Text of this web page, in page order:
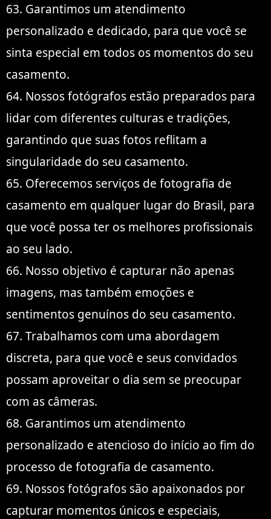
63. Garantimos um atendimento
personalizado e dedicado, para que você se
sinta especial em todos os momentos do seu
casamento.
64. Nossos fotógrafos estão preparados para
lidar com diferentes culturas e tradições,
garantindo que suas fotos reflitam a
singularidade do seu casamento.
65. Oferecemos serviços de fotografia de
casamento em qualquer lugar do Brasil, para
que você possa ter os melhores profissionais
ao seu lado.
66. Nosso objetivo é capturar não apenas
imagens, mas também emoções e
sentimentos genuínos do seu casamento.
67. Trabalhamos com uma abordagem
discreta, para que você e seus convidados
possam aproveitar o dia sem se preocupar
com as câmeras.
68. Garantimos um atendimento
personalizado e atencioso do início ao fim do
processo de fotografia de casamento.
69. Nossos fotógrafos são apaixonados por
capturar momentos únicos e especiais,